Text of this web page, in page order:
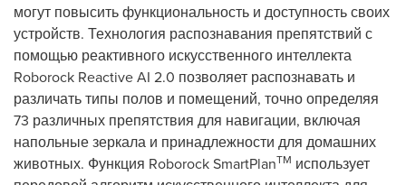
могут повысить функциональность и доступность своих
устройств. Технология распознавания препятствий с
помощью реактивного искусственного интеллекта
Roborock Reactive AI 2.0 позволяет распознавать и
различать типы полов и помещений, точно определяя
73 различных препятствия для навигации, включая
напольные зеркала и принадлежности для домашних
животных. Функция Roborock SmartPlanTM использует